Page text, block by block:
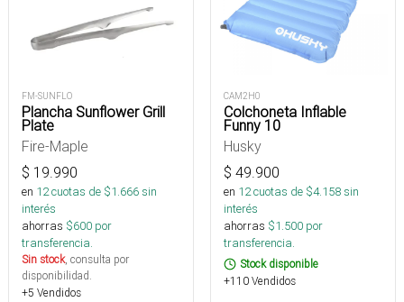
FM-SUNFLO
Plancha Sunflower Grill
Plate
Fire-Maple
$ 19.990
en 12cuotas de $1.666sin
interés
ahorras $600 por
transferencia.
Sin stock, consulta por
disponibilidad.
+5 Vendidos
CAM2H0
Colchoneta Inflable
Funny 10
Husky
$ 49.900
en 12cuotas de $4.158sin
interés
ahorras $1.500 por
transferencia.
Stock disponible
+110 Vendidos